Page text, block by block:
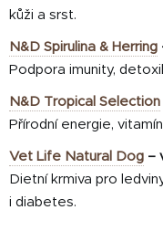
kůži a srst.
N&D Spirulina & Herring
Podpora imunity,
N&D Tropical Selection
Přírodní energie,
Vet Life Natural Dog –
Dietní krmiva pro
i diabetes.